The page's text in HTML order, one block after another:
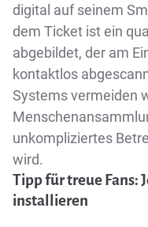
digital auf seinem
dem Ticket ist ein
abgebildet, der am
kontaktlos
Systems vermeiden
unkompliziertes
wird.
Tipp für treue Fans:
installieren